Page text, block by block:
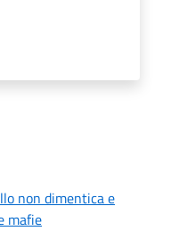
non dimentica e
mafie